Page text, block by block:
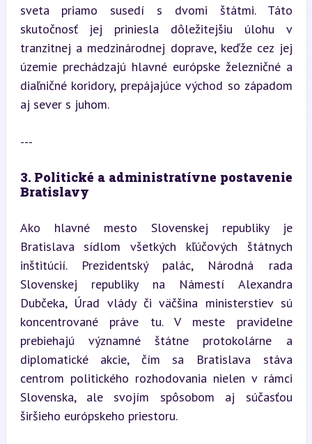
sveta priamo susedí s dvomi štátmi. Táto
skutočnosť jej priniesla dôležitejšiu úlohu v
tranzitnej a medzinárodnej doprave, keďže cez jej
územie prechádzajú hlavné európske železničné a
diaľničné koridory, prepájajúce východ so západom
aj sever s juhom.
---
3. Politické a administratívne postavenie
Bratislavy
Ako hlavné mesto Slovenskej republiky je
Bratislava sídlom všetkých kľúčových štátnych
inštitúcií. Prezidentský palác, Národná rada
Slovenskej republiky na Námestí Alexandra
Dubčeka, Úrad vlády či väčšina ministerstiev sú
koncentrované práve tu. V meste pravidelne
prebiehajú významné štátne protokolárne a
diplomatické akcie, čím sa Bratislava stáva
centrom politického rozhodovania nielen v rámci
Slovenska, ale svojím spôsobom aj súčasťou
širšieho európskeho priestoru.